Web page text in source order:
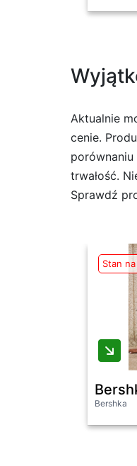
Aktualnie
cenie.
trwałość.
Sprawdź
Stan
Bershka